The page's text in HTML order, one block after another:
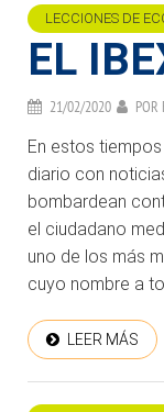
LECCIONES DE
EL
21/02/2020 POR
En estos
diario con
bombardean
el ciudadano
uno de los más
cuyo nombre a
LEER MÁS